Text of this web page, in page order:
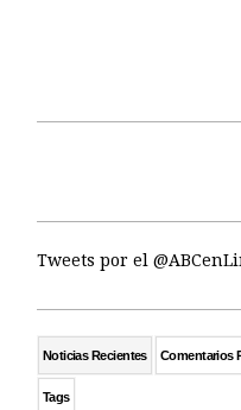
Tweets por el
Noticias Recientes Comentarios
Tags